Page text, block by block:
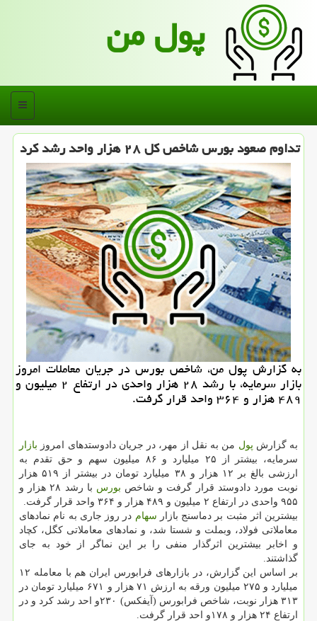
پول من
منو
تداوم صعود بورس شاخص کل ۲۸ هزار واحد رشد کرد
به گزارش پول من، شاخص بورس در جریان معاملات امروز
بازار سرمایه، با رشد ۲۸ هزار واحدی در ارتفاع ۲ میلیون و
۴۸۹ هزار و ۳۶۴ واحد قرار گرفت.
به گزارش پول من به نقل از مهر، در جریان دادوستدهای امروز بازار
سرمایه، بیشتر از ۲۵ میلیارد و ۸۶ میلیون سهم و حق تقدم به
ارزشی بالغ بر ۱۲ هزار و ۳۸ میلیارد تومان در بیشتر از ۵۱۹ هزار
نوبت مورد دادوستد قرار گرفت و شاخص بورس
با رشد ۲۸ هزار و
۹۵۵ واحدی در ارتفاع ۲ میلیون و ۴۸۹ هزار و ۳۶۴ واحد قرار گرفت.
بیشترین اثر مثبت بر دماسنج بازار سهام در روز جاری به نام نمادهای
معاملاتی فولاد، وبملت و شستا شد، و نمادهای معاملاتی کگل، کچاد
و اخابر بیشترین اثرگذار منفی را بر این نماگر از خود به جای
گذاشتند.
بر اساس این گزارش، در بازارهای فرابورس ایران هم با معامله ۱۲
میلیارد و ۲۷۵ میلیون ورقه به ارزش ۷۱ هزار و ۶۷۱ میلیارد تومان در
۳۱۳ هزار نوبت، شاخص فرابورس (آیفکس) ۲۳۰و احد رشد کرد و در
ارتفاع ۲۴ هزار و ۱۷۸و احد قرار گرفت.